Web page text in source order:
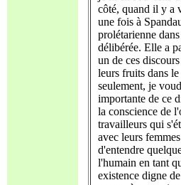
côté, quand il y a
une fois à
prolétarienne
délibérée. Elle a
un de ces
leurs fruits dans
seulement, je
importante de ce
la conscience de
travailleurs qui
avec leurs
d'entendre
l'humain en tant
existence digne